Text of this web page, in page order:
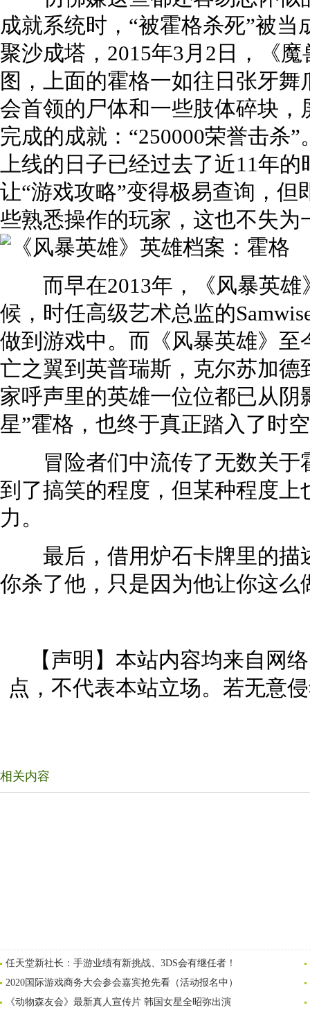
成就系统时，“被霍格杀死”被
聚沙成塔，2015年3月2日，《
图，上面的霍格一如往日张牙
会首领的尸体和一些肢体碎块
完成的成就：“250000荣誉击杀
上线的日子已经过去了近11年
让“游戏攻略”变得极易查询，
些熟悉操作的玩家，这也不失为
而早在2013年，《风暴英雄
候，时任高级艺术总监的
做到游戏中。而《风暴英雄》
亡之翼到英普瑞斯，克尔苏加
家呼声里的英雄一位位都已从
星”霍格，也终于真正踏入了时
冒险者们中流传了无数关于
到了搞笑的程度，但某种程度
力。
最后，借用炉石卡牌里的描
你杀了他，只是因为他让你这么
【声明】本站内容均来自网
点，不代表本站立场。若无意
相关内容
任天堂新社长：手游业绩有新挑战、3DS会有继任者！
2020国际游戏商务大会参会嘉宾抢先看（活动报名中）
《动物森友会》最新真人宣传片 韩国女星全昭弥出演